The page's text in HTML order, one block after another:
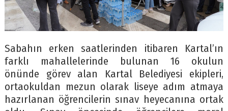
Sabahın erken saatlerinden itibaren Kartal’ın
farklı mahallelerinde bulunan 16 okulun
önünde görev alan Kartal Belediyesi ekipleri,
ortaokuldan mezun olarak liseye adım atmaya
hazırlanan öğrencilerin sınav heyecanına ortak